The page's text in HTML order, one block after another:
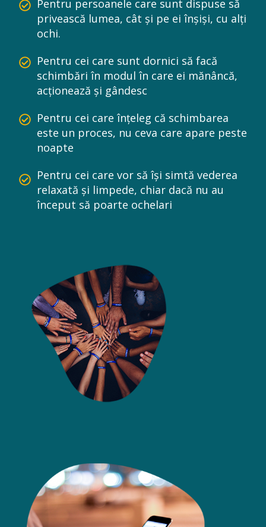
Pentru persoanele care sunt dispuse să
privească lumea, cât și pe ei înșiși, cu alți
ochi.
Pentru cei care sunt dornici să facă
schimbări în modul în care ei mănâncă,
acționează și gândesc
Pentru cei care înțeleg că schimbarea
este un proces, nu ceva care apare peste
noapte
Pentru cei care vor să își simtă vederea
relaxată și limpede, chiar dacă nu au
început să poarte ochelari